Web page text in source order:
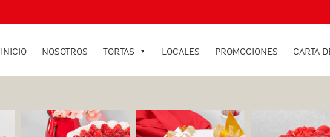
INICIO NOSOTROS TORTAS LOCALES PROMOCIONES CARTA